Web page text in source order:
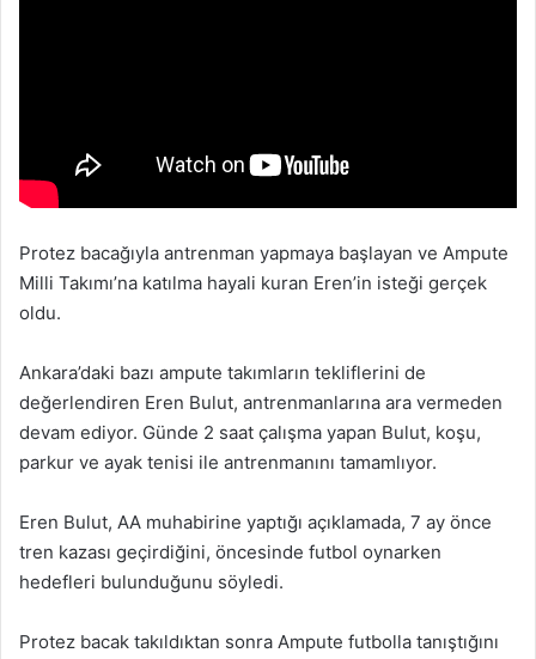
Protez bacağıyla antrenman yapmaya başlayan ve Ampute
Milli Takımı’na katılma hayali kuran Eren’in isteği gerçek
oldu.
Ankara’daki bazı ampute takımların tekliflerini de
değerlendiren Eren Bulut, antrenmanlarına ara vermeden
devam ediyor. Günde 2 saat çalışma yapan Bulut, koşu,
parkur ve ayak tenisi ile antrenmanını tamamlıyor.
Eren Bulut, AA muhabirine yaptığı açıklamada, 7 ay önce
tren kazası geçirdiğini, öncesinde futbol oynarken
hedefleri bulunduğunu söyledi.
Protez bacak takıldıktan sonra Ampute futbolla tanıştığını